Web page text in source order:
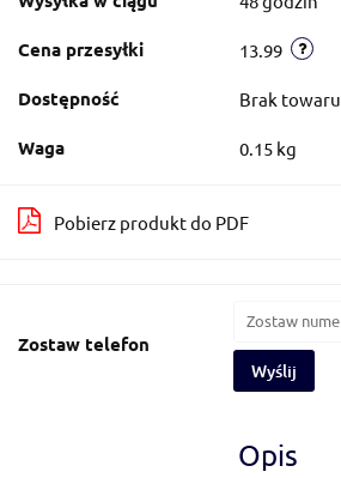
Cena przesyłki 13.99
Dostępność Brak towaru
Waga 0.15 kg
Pobierz produkt do PDF
Zostaw telefon
Wyślij
Opis